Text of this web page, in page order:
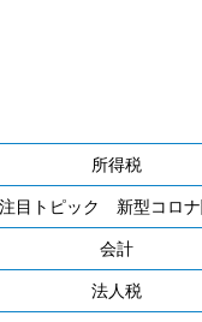
所得税
注目トピック 新型コロ
会計
法人税